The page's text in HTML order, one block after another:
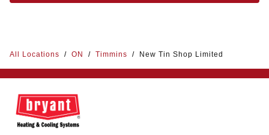
All Locations / ON / Timmins / New Tin Shop Limited